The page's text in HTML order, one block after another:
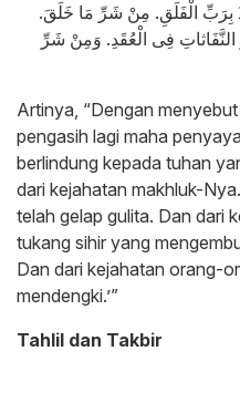
بِرَبِّ الْفَلَقِ. مِنْ شَرِّ مَا خَلَقَ.
فِى الْعُقَدِ. وَمِنْ شَرِّ
Artinya, “Dengan
pengasih lagi maha
berlindung kepada tuhan
dari kejahatan makhluk-
telah gelap gulita. Dan dari
tukang sihir yang
Dan dari kejahatan orang-
mendengki.’”
Tahlil dan Takbir